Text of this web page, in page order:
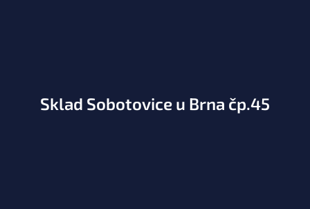
Sklad Sobotovice u Brna čp.45